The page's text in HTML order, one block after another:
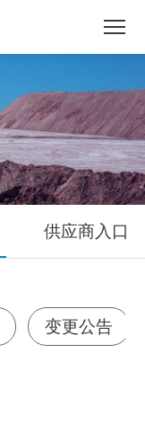
供应商入口
变更公告